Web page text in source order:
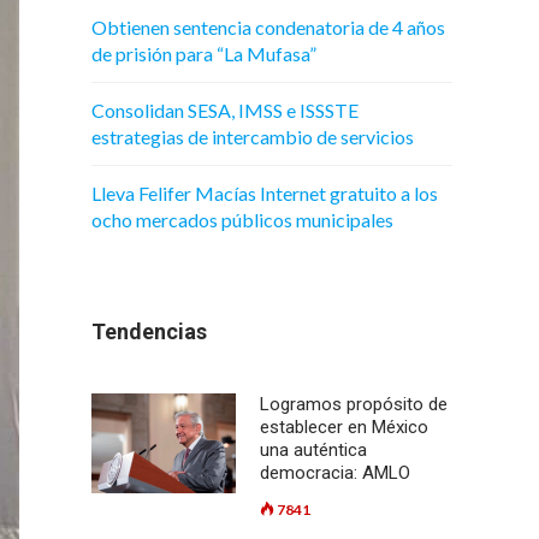
Obtienen sentencia condenatoria de 4 años
de prisión para “La Mufasa”
Consolidan SESA, IMSS e ISSSTE
estrategias de intercambio de servicios
Lleva Felifer Macías Internet gratuito a los
ocho mercados públicos municipales
Tendencias
Logramos propósito de
establecer en México
una auténtica
democracia: AMLO
7841